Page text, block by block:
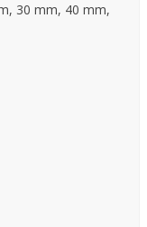
30 mm, 40 mm,